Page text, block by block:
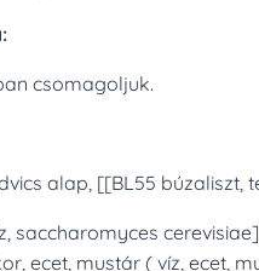
csomagoljuk.
alap, [[BL55 búzaliszt,
saccharomyces
ecet, mustár ( víz, ecet,